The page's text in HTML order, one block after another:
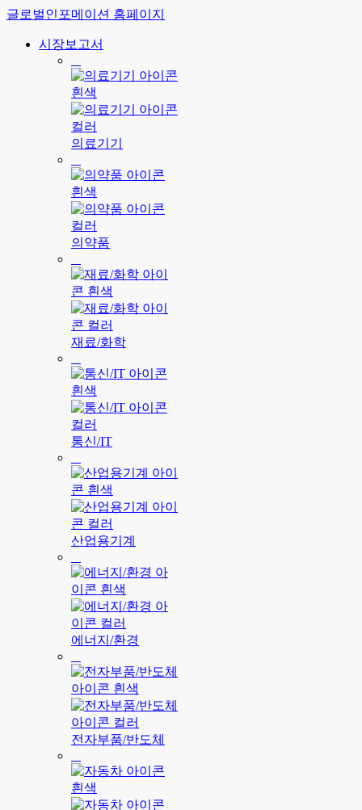
글로벌인포메이션 홈페이지
시장보고서
의료기기
의약품
재료/화학
통신/IT
산업용기계
에너지/환경
전자부품/반도체